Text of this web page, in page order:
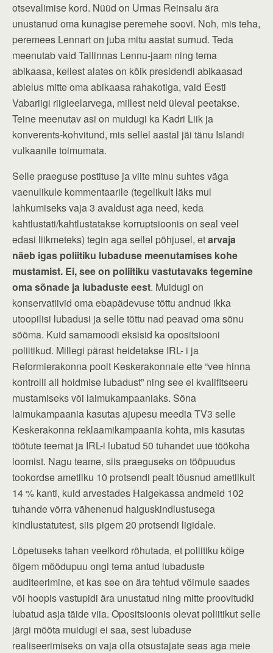
otsevalimise kord. Nüüd on Urmas Reinsalu ära
unustanud oma kunagise peremehe soovi. Noh, mis teha,
peremees Lennart on juba mitu aastat surnud. Teda
meenutab vaid Tallinnas Lennu-jaam ning tema
abikaasa, kellest alates on kõik presidendi abikaasad
abielus mitte oma abikaasa rahakotiga, vaid Eesti
Vabariigi riigieelarvega, millest neid üleval peetakse.
Teine meenutav asi on muidugi ka Kadri Liik ja
konverents-kohvitund, mis sellel aastal jäi tänu Islandi
vulkaanile toimumata.
Selle praeguse postituse ja viite minu suhtes väga
vaenulikule kommentaarile (tegelikult läks mul
lahkumiseks vaja 3 avaldust aga need, keda
kahtlustati/kahtlustatakse korruptsioonis on seal veel
edasi liikmeteks) tegin aga sellel põhjusel, etarvaja
näeb igas poliitiku lubaduse meenutamises kohe
mustamist. Ei, see on poliitiku vastutavaks tegemine
oma sõnade ja lubaduste eest. Muidugi on
konservatiivid oma ebapädevuse tõttu andnud ikka
utoopilisi lubadusi ja selle tõttu nad peavad oma sõnu
sööma. Kuid samamoodi eksisid ka opositsiooni
poliitikud. Millegi pärast heidetakse IRL- i ja
Reformierakonna poolt Keskerakonnale ette “vee hinna
kontrolli all hoidmise lubadust” ning see ei kvalifitseeru
mustamiseks või laimukampaaniaks. Sõna
laimukampaania kasutas ajupesu meedia TV3 selle
Keskerakonna reklaamikampaania kohta, mis kasutas
töötute teemat ja IRL-i lubatud 50 tuhandet uue töökoha
loomist. Nagu teame, siis praeguseks on tööpuudus
tookordse ametliku 10 protsendi pealt tõusnud ametlikult
14 % kanti, kuid arvestades Haigekassa andmeid 102
tuhande võrra vähenenud haiguskindlustusega
kindlustatutest, siis pigem 20 protsendi ligidale.
Lõpetuseks tahan veelkord rõhutada, et poliitiku kõige
õigem mõõdupuu ongi tema antud lubaduste
auditeerimine, et kas see on ära tehtud võimule saades
või hoopis vastupidi ära unustatud ning mitte proovitudki
lubatud asja täide viia. Opositsioonis olevat poliitikut selle
järgi mõõta muidugi ei saa, sest lubaduse
realiseerimiseks on vaja olla otsustajate seas aga meie